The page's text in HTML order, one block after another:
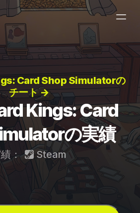
Card Shop Simulatorの
チート →
Kings: Card
の実績
績： Steam